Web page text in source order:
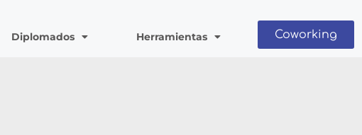
Diplomados Herramientas Coworking